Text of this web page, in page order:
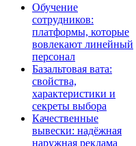
Обучение
сотрудников:
платформы, которые
вовлекают линейный
персонал
Базальтовая вата:
свойства,
характеристики и
секреты выбора
Качественные
вывески: надёжная
наружная реклама